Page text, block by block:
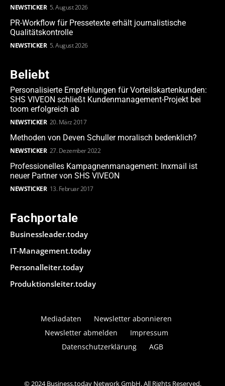
NEWSTICKER 5. August 2026
PR-Workflow für Pressetexte erhält journalistische
Qualitätskontrolle
NEWSTICKER 5. August 2026
Beliebt
Personalisierte Empfehlungen für Vorteilskartenkunden:
SHS VIVEON schließt Kundenmanagement-Projekt bei
toom erfolgreich ab
NEWSTICKER 20. März 2017
Methoden von Deven Schuller moralisch bedenklich?
NEWSTICKER 27. Dezember 2022
Professionelles Kampagnenmanagement: Inxmail ist
neuer Partner von SHS VIVEON
NEWSTICKER 13. Februar 2017
Fachportale
Businessleader.today
IT-Management.today
Personalleiter.today
Produktionsleiter.today
Mediadaten
Newsletter abonnieren
Newsletter abmelden
Impressum
Datenschutzerklärung
AGB
© 2024 Business.today Network GmbH. All Rights Reserved.